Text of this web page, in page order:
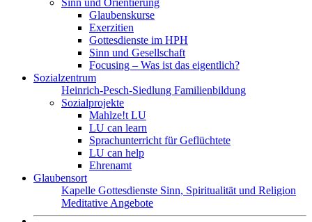
Sinn und Orientierung
Glaubenskurse
Exerzitien
Gottesdienste im HPH
Sinn und Gesellschaft
Focusing – Was ist das eigentlich?
Sozialzentrum
Heinrich-Pesch-Siedlung Familienbildung
Sozialprojekte
Mahlze!t LU
LU can learn
Sprachunterricht für Geflüchtete
LU can help
Ehrenamt
Glaubensort
Kapelle Gottesdienste Sinn, Spiritualität und Religion
Meditative Angebote